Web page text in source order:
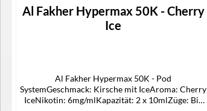
Al Fakher Hypermax 50K - Cherry
Ice
Al Fakher Hypermax 50K - Pod
SystemGeschmack: Kirsche mit IceAroma: Cherry
IceNikotin: 6mg/mlKapazität: 2 x 10mlZüge: Bis